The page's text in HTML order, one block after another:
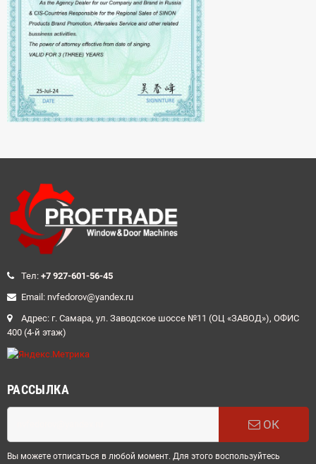
Teл: +7 927-601-56-45
Email: nvfedorov@yandex.ru
Адрес: г. Самара, ул. Заводское шоссе №11 (ОЦ «ЗАВОД»), ОФИС
400 (4-й этаж)
РАССЫЛКА
ОК
Вы можете отписаться в любой момент. Для этого воспользуйтесь